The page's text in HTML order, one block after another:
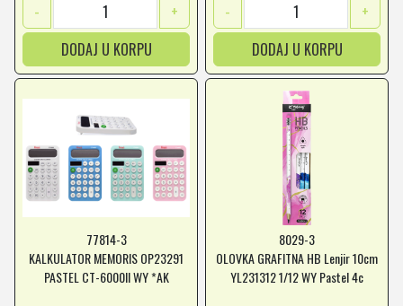
-
+
DODAJ U KORPU
-
+
DODAJ U KORPU
77814-3
KALKULATOR MEMORIS OP23291
PASTEL CT-6000II WY *AK
8029-3
OLOVKA GRAFITNA HB Lenjir 10cm
YL231312 1/12 WY Pastel 4c